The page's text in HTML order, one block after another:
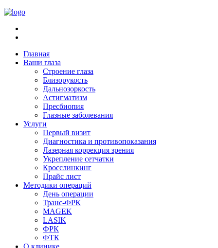
Главная
Ваши глаза
Строение глаза
Близорукость
Дальнозоркость
Астигматизм
Пресбиопия
Глазные заболевания
Услуги
Первый визит
Диагностика и противопоказания
Лазерная коррекция зрения
Укрепление сетчатки
Кросслинкинг
Прайс лист
Методики операций
День операции
Транс-ФРК
MAGEK
LASIK
ФРК
ФТК
О клинике